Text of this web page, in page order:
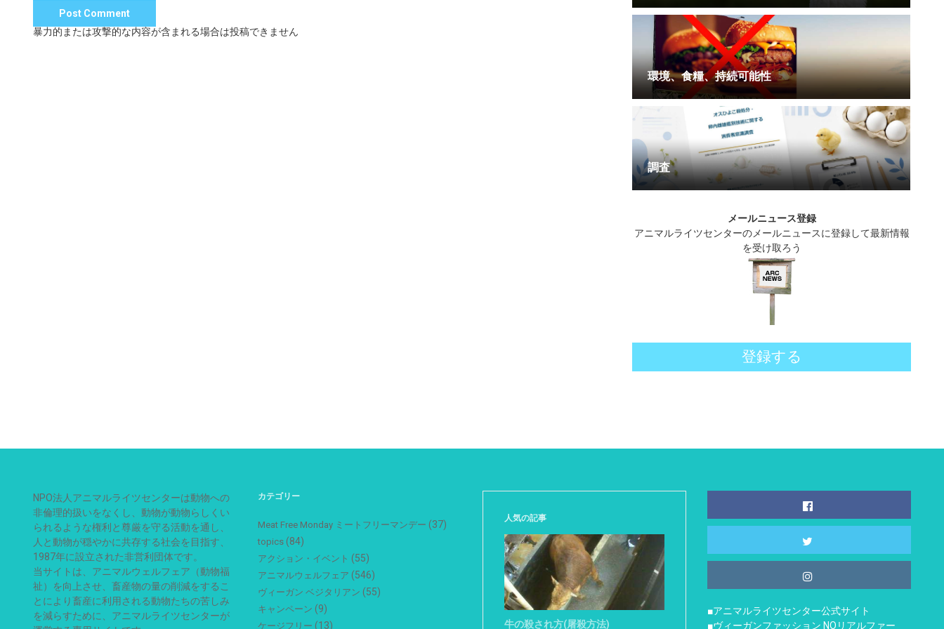
暴力的または攻撃的な内容が含まれる場合は投稿できません
環境、食糧、持続可能性
調査
メールニュース登録
アニマルライツセンターのメールニュースに登録して最新情報
を受け取ろう
登録する
NPO法人アニマルライツセンターは動物への
非倫理的扱いをなくし、動物が動物らしくい
られるような権利と尊厳を守る活動を通し、
人と動物が穏やかに共存する社会を目指す、
1987年に設立された非営利団体です。
当サイトは、アニマルウェルフェア（動物福
祉）を向上させ、畜産物の量の削減をするこ
とにより畜産に利用される動物たちの苦しみ
を減らすために、アニマルライツセンターが
カテゴリー
Meat Free Monday ミートフリーマンデー (37)
topics (84)
アクション・イベント (55)
アニマルウェルフェア (546)
ヴィーガン ベジタリアン (55)
キャンペーン (9)
ケージフリー (13)
人気の記事
牛の殺され方(屠殺方法)
■アニマルライツセンター公式サイト
■ヴィーガンファッション NOリアルファー